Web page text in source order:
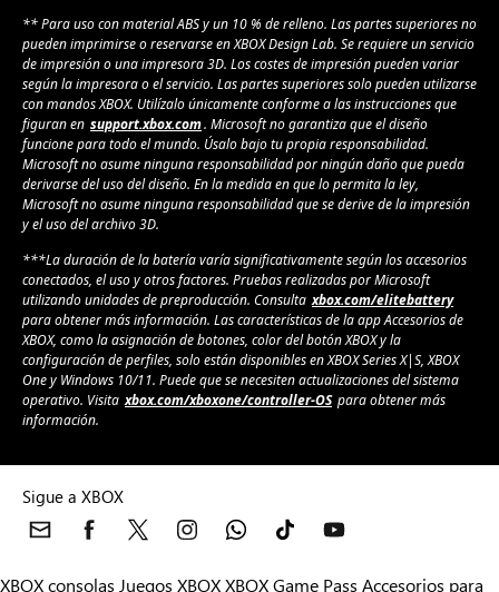
** Para uso con material ABS y un 10 % de relleno. Las partes superiores no
pueden imprimirse o reservarse en XBOX Design Lab. Se requiere un servicio
de impresión o una impresora 3D. Los costes de impresión pueden variar
según la impresora o el servicio. Las partes superiores solo pueden utilizarse
con mandos XBOX. Utilízalo únicamente conforme a las instrucciones que
figuran en support.xbox.com. Microsoft no garantiza que el diseño
funcione para todo el mundo. Úsalo bajo tu propia responsabilidad.
Microsoft no asume ninguna responsabilidad por ningún daño que pueda
derivarse del uso del diseño. En la medida en que lo permita la ley,
Microsoft no asume ninguna responsabilidad que se derive de la impresión
y el uso del archivo 3D.
***La duración de la batería varía significativamente según los accesorios
conectados, el uso y otros factores. Pruebas realizadas por Microsoft
utilizando unidades de preproducción. Consulta xbox.com/elitebattery
para obtener más información. Las características de la app Accesorios de
XBOX, como la asignación de botones, color del botón XBOX y la
configuración de perfiles, solo están disponibles en XBOX Series X|S, XBOX
One y Windows 10/11. Puede que se necesiten actualizaciones del sistema
operativo. Visita xbox.com/xboxone/controller-OS para obtener más
información.
Sigue a XBOX
XBOX consolas Juegos XBOXXBOX Game Pass Accesorios para